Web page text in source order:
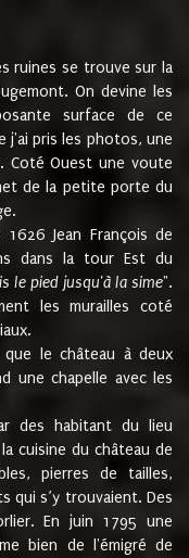
ruines se trouve sur la
On devine les
surface de ce
j'ai pris les photos, une
Coté Ouest une voute
de la petite porte du
Jean François de
dans la tour Est du
le pied jusqu'à la sime".
les murailles coté
le château à deux
une chapelle avec les
des habitant du lieu
cuisine du château de
pierres de tailles,
s’y trouvaient. Des
En juin 1795 une
bien de l'émigré de